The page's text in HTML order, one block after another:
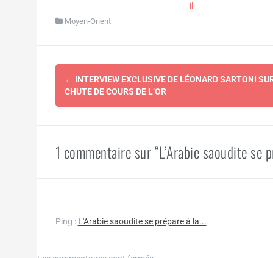
il
Moyen-Orient
Navigation
d'article
← INTERVIEW EXCLUSIVE DE LÉONARD SARTONI
CHUTE DE COURS DE L’OR
1 commentaire sur “L’Arabie saoudite se
Ping : L'Arabie saoudite se prépare à la...